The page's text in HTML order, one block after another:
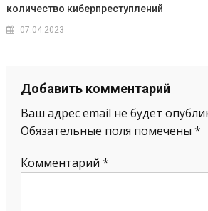
количество киберпреступлений
07.04.2023
Добавить комментарий
Ваш адрес email не будет
Обязательные поля помечены *
Комментарий *